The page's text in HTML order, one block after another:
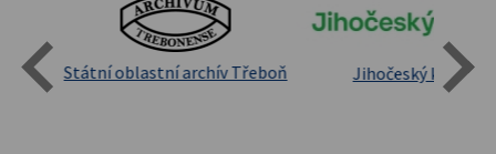
Státní oblastní archív Třeboň Jihočeský kraj